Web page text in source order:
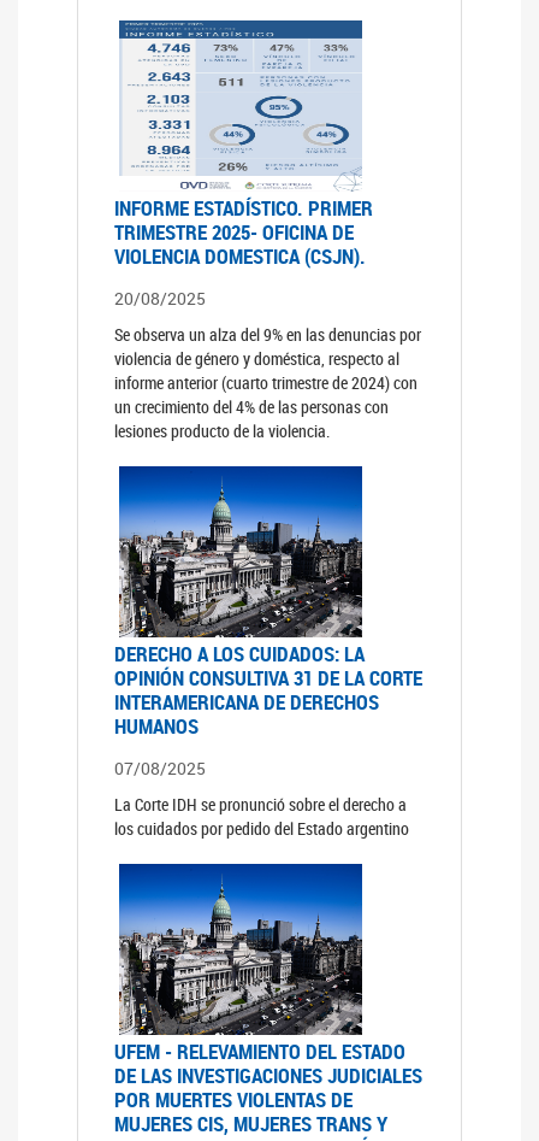
INFORME ESTADÍSTICO. PRIMER
TRIMESTRE 2025- OFICINA DE
VIOLENCIA DOMESTICA (CSJN).
20/08/2025
Se observa un alza del 9% en las denuncias por
violencia de género y doméstica, respecto al
informe anterior (cuarto trimestre de 2024) con
un crecimiento del 4% de las personas con
lesiones producto de la violencia.
DERECHO A LOS CUIDADOS: LA
OPINIÓN CONSULTIVA 31 DE LA CORTE
INTERAMERICANA DE DERECHOS
HUMANOS
07/08/2025
La Corte IDH se pronunció sobre el derecho a
los cuidados por pedido del Estado argentino
UFEM - RELEVAMIENTO DEL ESTADO
DE LAS INVESTIGACIONES JUDICIALES
POR MUERTES VIOLENTAS DE
MUJERES CIS, MUJERES TRANS Y